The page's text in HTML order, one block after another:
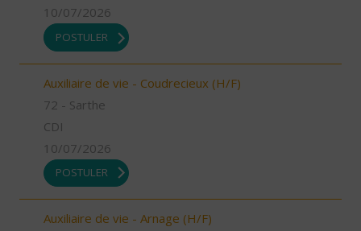
10/07/2026
POSTULER
Auxiliaire de vie - Coudrecieux (H/F)
72 - Sarthe
CDI
10/07/2026
POSTULER
Auxiliaire de vie - Arnage (H/F)